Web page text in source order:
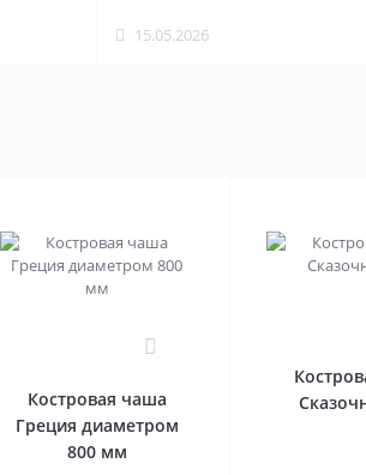
15.05.2026
Костровая чаша
Греция диаметром
800 мм